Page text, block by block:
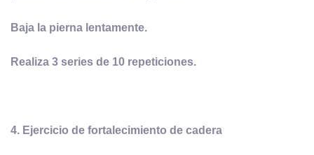
Baja la pierna lentamente.
Realiza 3 series de 10 repeticiones.
4. Ejercicio de fortalecimiento de cadera